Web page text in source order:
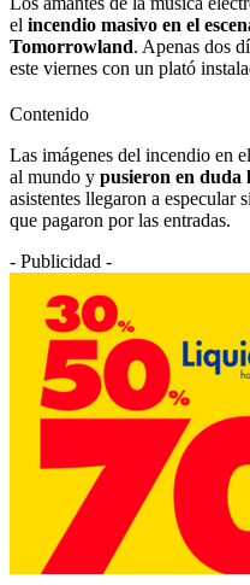
el incendio masivo en el
Tomorrowland. Apenas dos
este viernes con un plató
Contenido
Las imágenes del incendio en
al mundo y pusieron en duda
asistentes llegaron a
que pagaron por las entradas.
- Publicidad -